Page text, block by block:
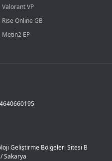
Valorant VP
Rise Online GB
Metin2 EP
Geliştirme Bölgeleri Sitesi B
Sakarya